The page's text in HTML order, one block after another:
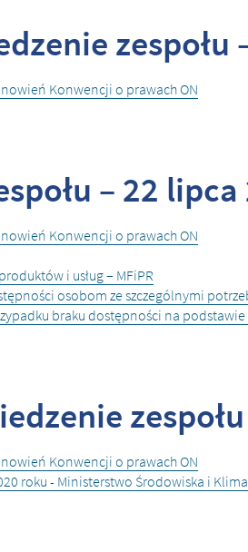
zespołu
Konwencji o prawach ON
– 22 lipca
Konwencji o prawach ON
i usług – MFiPR
osobom ze szczególnymi
braku dostępności na
Konwencji o prawach ON
roku - Ministerstwo Środowiska i